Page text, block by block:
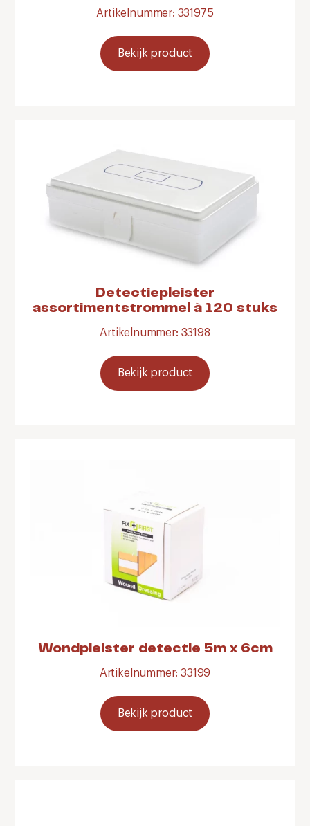
Artikelnummer: 331975
Bekijk product
Detectiepleister
assortimentstrommel à 120 stuks
Artikelnummer: 33198
Bekijk product
Wondpleister detectie 5m x 6cm
Artikelnummer: 33199
Bekijk product